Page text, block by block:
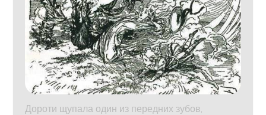
Дороти щупала один из передних зубов,